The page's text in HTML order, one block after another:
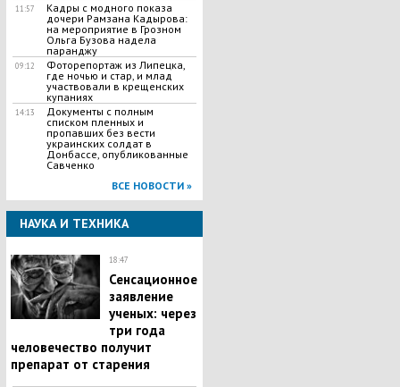
11:57
Кадры с модного показа
дочери Рамзана Кадырова:
на мероприятие в Грозном
Ольга Бузова надела
паранджу
09:12
Фоторепортаж из Липецка,
где ночью и стар, и млад
участвовали в крещенских
купаниях
14:13
Документы с полным
списком пленных и
пропавших без вести
украинских солдат в
Донбассе, опубликованные
Савченко
ВСЕ НОВОСТИ »
НАУКА И ТЕХНИКА
18:47
Сенсационное
заявление
ученых: через
три года
человечество получит
препарат от старения